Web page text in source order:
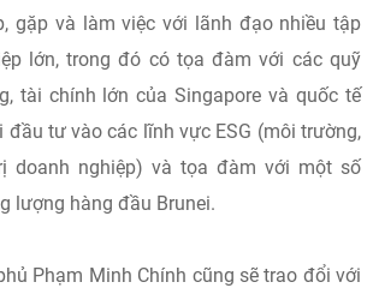
gặp và làm việc với lãnh đạo nhiều tập
lớn, trong đó có tọa đàm với các quỹ
tài chính lớn của Singapore và quốc tế
đầu tư vào các lĩnh vực ESG (môi trường,
doanh nghiệp) và tọa đàm với một số
lượng hàng đầu Brunei.
Phạm Minh Chính cũng sẽ trao đổi với